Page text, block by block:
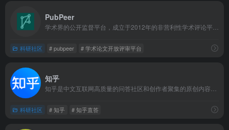
‌PubPeer‌
科研社区 # pubpeer # 学术论文开放评审平台
知乎
科研社区 # 知乎 # 知乎直答